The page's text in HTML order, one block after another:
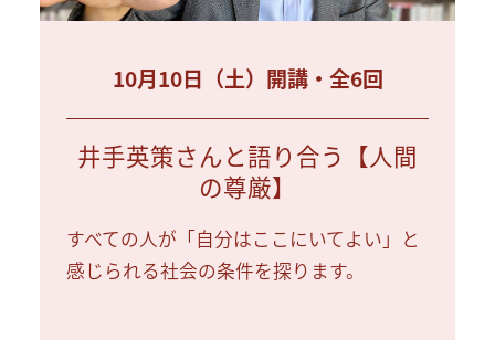
10月10日（土）開講・全6回
井手英策さんと語り合う【人間
の尊厳】
すべての人が「自分はここにいてよい」と
感じられる社会の条件を探ります。